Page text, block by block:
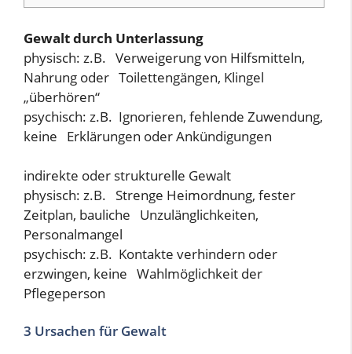
Gewalt durch Unterlassung
physisch: z.B. Verweigerung von Hilfsmitteln,
Nahrung oder Toilettengängen, Klingel
„überhören“
psychisch: z.B. Ignorieren, fehlende Zuwendung,
keine Erklärungen oder Ankündigungen
indirekte oder strukturelle Gewalt
physisch: z.B. Strenge Heimordnung, fester
Zeitplan, bauliche Unzulänglichkeiten,
Personalmangel
psychisch: z.B. Kontakte verhindern oder
erzwingen, keine Wahlmöglichkeit der
Pflegeperson
3 Ursachen für Gewalt